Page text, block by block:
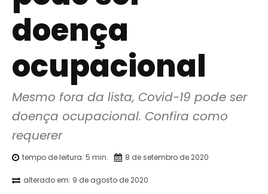
doença
ocupacional
Mesmo fora da lista, Covid-19 pode ser
doença ocupacional. Confira como
requerer
tempo de leitura: 5 min. 8 de setembro de 2020
alterado em: 9 de agosto de 2020